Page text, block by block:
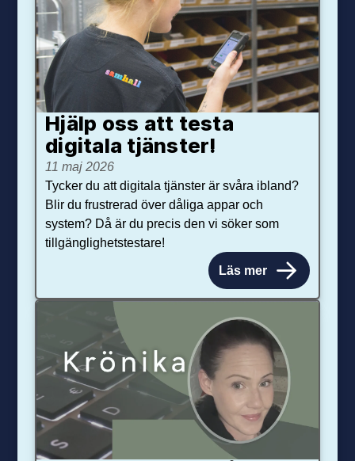
Hjälp oss att testa
digitala tjänster!
11 maj 2026
Tycker du att digitala tjänster är svåra ibland?
Blir du frustrerad över dåliga appar och
system? Då är du precis den vi söker som
tillgänglighetstestare!
Läs mer